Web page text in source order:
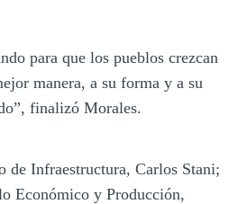
para que los pueblos crezcan
manera, a su forma y a su
finalizó Morales.
de Infraestructura, Carlos Stani;
Económico y Producción,